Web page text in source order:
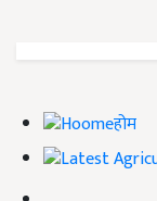
होम